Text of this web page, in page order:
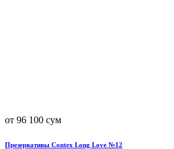
от 96 100 сум
Презервативы Contex Long Love №12